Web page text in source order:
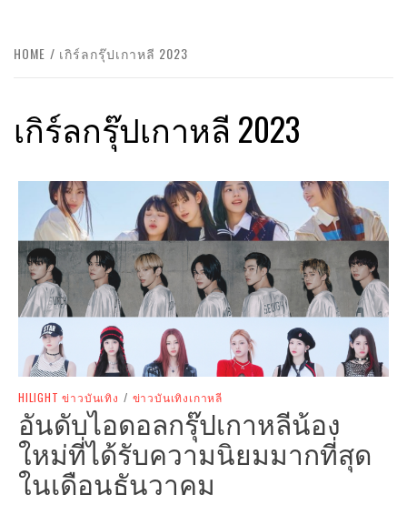
HOME เกิร์ลกรุ๊ปเกาหลี 2023
เกิร์ลกรุ๊ปเกาหลี 2023
HILIGHT ข่าวบันเทิง / ข่าวบันเทิงเกาหลี
อันดับไอดอลกรุ๊ปเกาหลีน้อง
ใหม่ที่ได้รับความนิยมมากที่สุด
ในเดือนธันวาคม